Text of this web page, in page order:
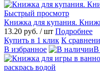
Быстрый просмотр
Книжка для купания.
13.20 руб. / шт Подробнее
Купить в 1 клик К
В избранное
В